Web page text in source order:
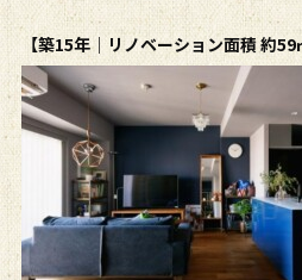
【築15年｜リノベーション面積 約59